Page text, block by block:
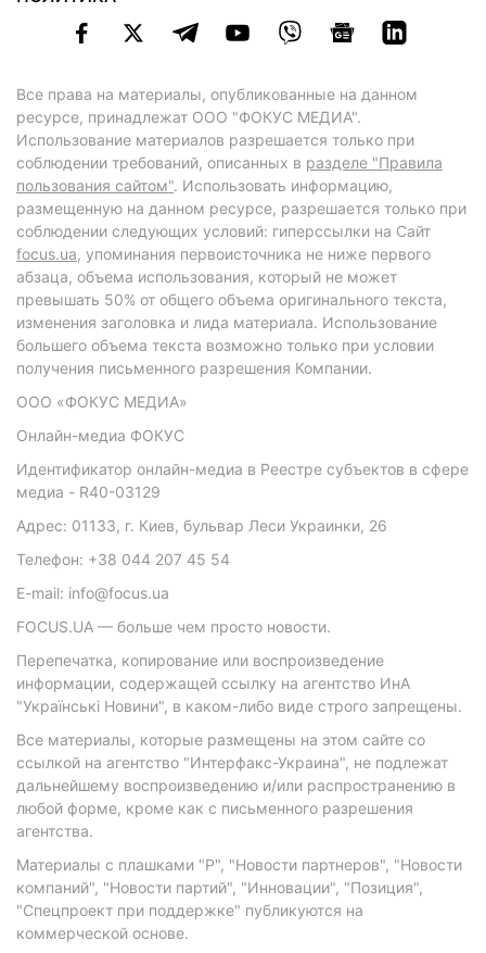
Все права на материалы, опубликованные на данном
ресурсе, принадлежат ООО "ФОКУС МЕДИА".
Использование материалов разрешается только при
соблюдении требований, описанных в разделе "Правила
пользования сайтом". Использовать информацию,
размещенную на данном ресурсе, разрешается только при
соблюдении следующих условий: гиперссылки на Сайт
focus.ua, упоминания первоисточника не ниже первого
абзаца, объема использования, который не может
превышать 50% от общего объема оригинального текста,
изменения заголовка и лида материала. Использование
большего объема текста возможно только при условии
получения письменного разрешения Компании.
ООО «ФОКУС МЕДИА»
Онлайн-медиа ФОКУС
Идентификатор онлайн-медиа в Реестре субъектов в сфере
медиа - R40-03129
Адрес: 01133, г. Киев, бульвар Леси Украинки, 26
Телефон: +38 044 207 45 54
E-mail: info@focus.ua
FOCUS.UA — больше чем просто новости.
Перепечатка, копирование или воспроизведение
информации, содержащей ссылку на агентство ИнА
"Українські Новини", в каком-либо виде строго запрещены.
Все материалы, которые размещены на этом сайте со
ссылкой на агентство "Интерфакс-Украина", не подлежат
дальнейшему воспроизведению и/или распространению в
любой форме, кроме как с письменного разрешения
агентства.
Материалы с плашками "Р", "Новости партнеров", "Новости
компаний", "Новости партий", "Инновации", "Позиция",
"Спецпроект при поддержке" публикуются на
коммерческой основе.